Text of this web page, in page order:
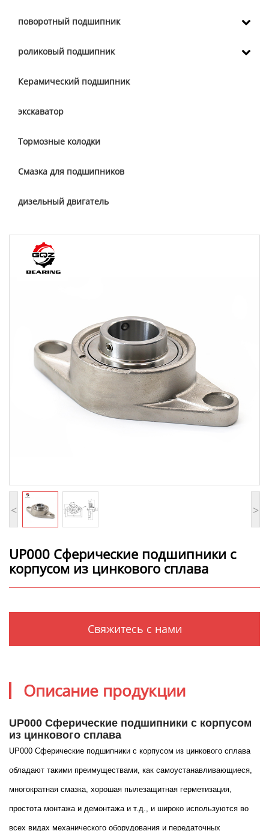
поворотный подшипник
роликовый подшипник
Керамический подшипник
экскаватор
Тормозные колодки
Смазка для подшипников
дизельный двигатель
< >
UP000 Сферические подшипники с
корпусом из цинкового сплава
Свяжитесь с нами
Описание продукции
UP000 Сферические подшипники с корпусом
из цинкового сплава
UP000 Сферические подшипники с корпусом из цинкового сплава
обладают такими преимуществами, как самоустанавливающиеся,
многократная смазка, хорошая пылезащитная герметизация,
простота монтажа и демонтажа и т.д., и широко используются во
всех видах механического оборудования и передаточных